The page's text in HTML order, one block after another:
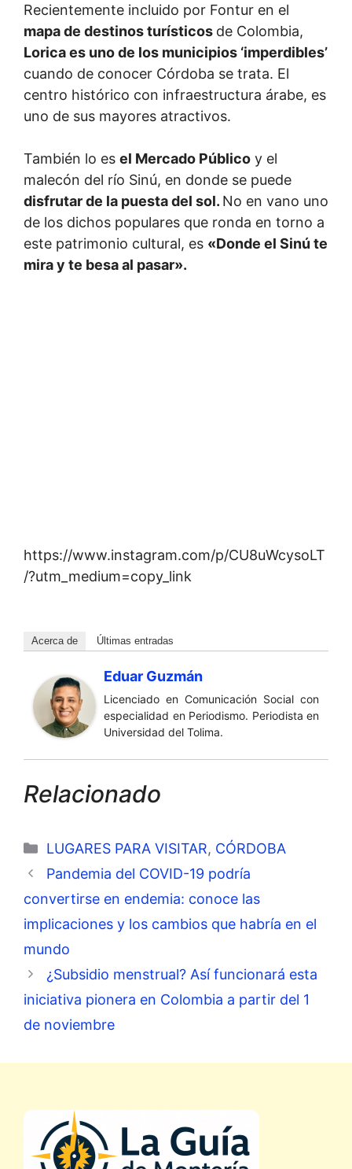
Recientemente incluido por Fontur en el
mapa de destinos turísticos de Colombia,
Lorica es uno de los municipios ‘imperdibles’
cuando de conocer Córdoba se trata. El
centro histórico con infraestructura árabe, es
uno de sus mayores atractivos.
También lo es el Mercado Público y el
malecón del río Sinú, en donde se puede
disfrutar de la puesta del sol. No en vano uno
de los dichos populares que ronda en torno a
este patrimonio cultural, es «Donde el Sinú te
mira y te besa al pasar».
https://www.instagram.com/p/CU8uWcysoLT
/?utm_medium=copy_link
Acerca de Últimas entradas
Eduar Guzmán
Licenciado en Comunicación Social con
especialidad en Periodismo. Periodista en
Universidad del Tolima.
Relacionado
Categorías
LUGARES PARA VISITAR, CÓRDOBA
Pandemia del COVID-19 podría
convertirse en endemia: conoce las
implicaciones y los cambios que habría en el
mundo
¿Subsidio menstrual? Así funcionará esta
iniciativa pionera en Colombia a partir del 1
de noviembre